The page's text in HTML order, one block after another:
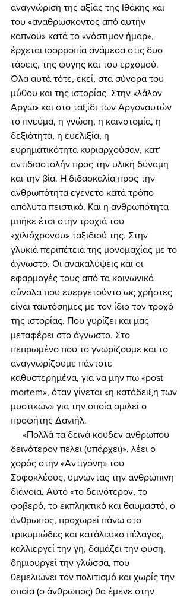
αναγνώριση της αξίας της Ιθάκης και
του «αναθρώσκοντος από αυτήν
καπνού» κατά το «νόστιμον ήμαρ»,
έρχεται ισορροπία ανάμεσα στις δυο
τάσεις, της φυγής και του ερχομού.
Όλα αυτά τότε, εκεί, στα σύνορα του
μύθου και της ιστορίας. Στην «λάλον
Αργώ» και στο ταξίδι των Αργοναυτών
το πνεύμα, η γνώση, η καινοτομία, η
δεξιότητα, η ευελιξία, η
ευρηματικότητα κυριαρχούσαν, κατ’
αντιδιαστολήν προς την υλική δύναμη
και την βία. Η διδασκαλία προς την
ανθρωπότητα εγένετο κατά τρόπο
απόλυτα πειστικό. Και η ανθρωπότητα
μπήκε έτσι στην τροχιά του
«χιλιόχρονου» ταξιδιού της. Στην
γλυκιά περιπέτεια της μονομαχίας με το
άγνωστο. Οι ανακαλύψεις και οι
εφαρμογές τους από τα κοινωνικά
σύνολα που ευεργετούντο ως χρήστες
είναι ταυτόσημες με τον ίδιο τον τροχό
της ιστορίας. Που γυρίζει και μας
μεταφέρει στο άγνωστο. Στο
πεπρωμένο που το γνωρίζουμε και το
αναγνωρίζουμε πάντοτε
καθυστερημένα, για να μην πω «post
mortem», όταν γίνεται «η κατάδειξη των
μυστικών» για την οποία ομιλεί ο
προφήτης Δανιήλ.
δεινότερον πέλει (υπάρχει)», λέει ο
χορός στην «Αντιγόνη» του
Σοφοκλέους, υμνώντας την ανθρώπινη
διάνοια. Αυτό «το δεινότερον, το
φοβερό, το εκπληκτικό και θαυμαστό, ο
άνθρωπος, προχωρεί πάνω στο
τρικυμιώδες και κατάλευκο πέλαγος,
καλλιεργεί την γη, δαμάζει την φύση,
δημιουργεί την γλώσσα, που
θεμελιώνει τον πολιτισμό και χωρίς την
οποία (ο άνθρωπος) θα έμενε στην